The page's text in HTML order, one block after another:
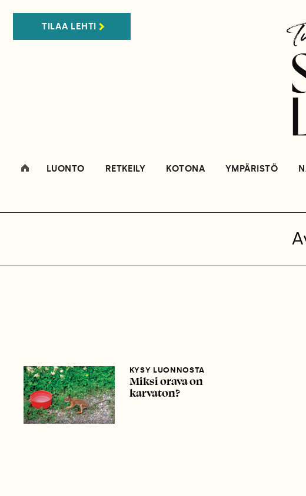
TILAA LEHTI
LUONTO RETKEILY KOTONA YMPÄRISTÖ
KYSY LUONNOSTA
Miksi orava on
karvaton?